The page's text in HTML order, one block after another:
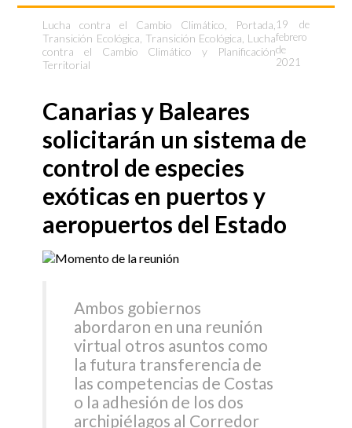
Lucha contra el Cambio Climático Portada
Transición Ecológica Transición Ecológica, Lucha
contra el Cambio Climático y Planificación
Territorial
19 de
febrero
de
2021
Canarias y Baleares
solicitarán un sistema de
control de especies
exóticas en puertos y
aeropuertos del Estado
Ambos gobiernos
abordaron en una reunión
virtual otros asuntos como
la futura transferencia de
las competencias de Costas
o la adhesión de los dos
archipiélagos al Corredor